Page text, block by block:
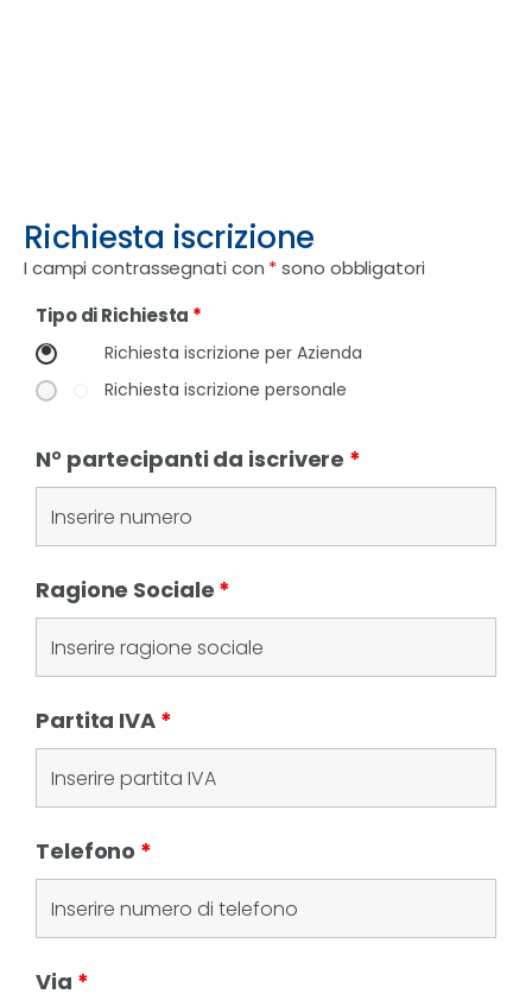
Richiesta iscrizione
I campi contrassegnati con *sono obbligatori
Tipo di Richiesta *
Richiesta iscrizione per Azienda
Richiesta iscrizione personale
N° partecipanti da iscrivere *
Ragione Sociale *
Partita IVA *
Telefono *
Via *